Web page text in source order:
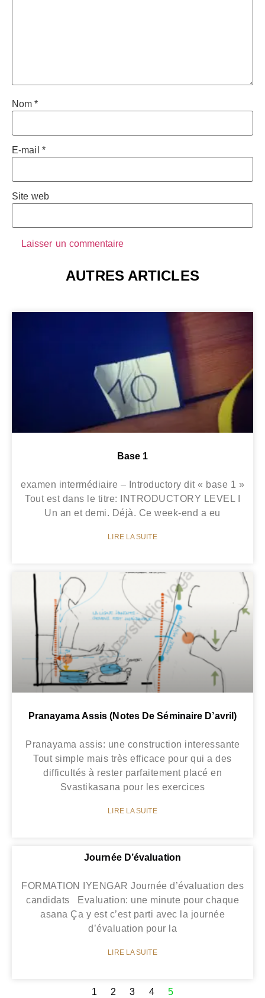
Nom*
E-mail *
Site web
AUTRES ARTICLES
Base 1
examen intermédiaire – Introductory dit « base 1 »
Tout est dans le titre: INTRODUCTORY LEVEL I
Un an et demi. Déjà. Ce week-end a eu
LIRE LA SUITE
Pranayama Assis (Notes De Séminaire D’avril)
Pranayama assis: une construction interessante
Tout simple mais très efficace pour qui a des
difficultés à rester parfaitement placé en
Svastikasana pour les exercices
LIRE LA SUITE
Journée D’évaluation
FORMATION IYENGAR Journée d’évaluation des
candidats Evaluation: une minute pour chaque
asana Ça y est c’est parti avec la journée
d’évaluation pour la
LIRE LA SUITE
1 2 3 4 5